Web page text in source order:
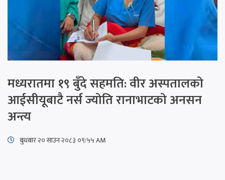
मध्यरातमा १९ बुँदे सहमति: वीर अस्पतालको
आईसीयूबाटै नर्स ज्योति रानाभाटको अनसन
अन्त्य
बुधबार २० साउन २०८३ ०९:५५ AM